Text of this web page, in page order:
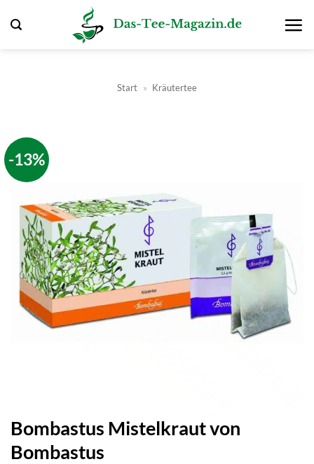
Inhalt
Start » Kräutertee
-13%
Bombastus Mistelkraut von
Bombastus